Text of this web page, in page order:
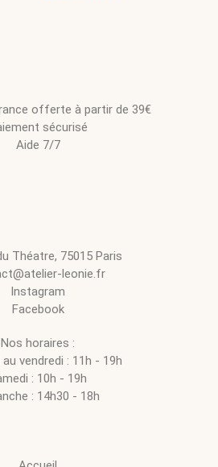
offerte à partir de 39€
sécurisé
Aide 7/7
Théatre, 75015 Paris
leonie.fr
Instagram
Facebook
Nos horaires :
vendredi : 11h - 19h
: 10h - 19h
: 14h30 - 18h